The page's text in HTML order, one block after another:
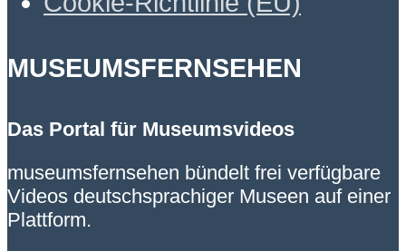
MUSEUMSFERNSEHEN
Das Portal für Museumsvideos
museumsfernsehen bündelt frei verfügbare
Videos deutschsprachiger Museen auf einer
Plattform.